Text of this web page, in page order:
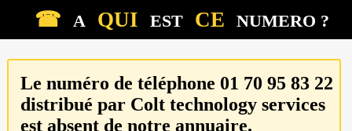
☎ A QUI EST CE NUMERO ?
Le numéro de téléphone 01 70 95 83 22
distribué par Colt technology services
est absent de notre annuaire.